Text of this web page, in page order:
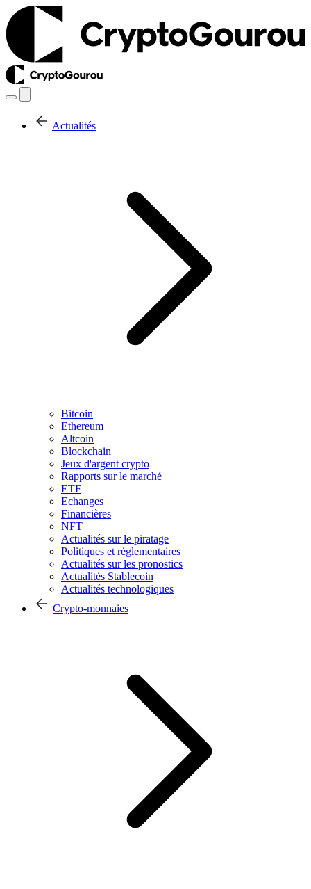
Actualités
Bitcoin
Ethereum
Altcoin
Blockchain
Jeux d'argent crypto
Rapports sur le marché
ETF
Echanges
Financières
NFT
Actualités sur le piratage
Politiques et réglementaires
Actualités sur les pronostics
Actualités Stablecoin
Actualités technologiques
Crypto-monnaies